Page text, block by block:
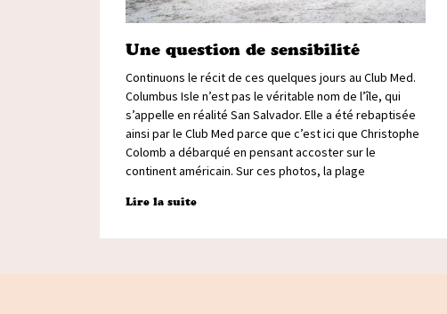
Une question de sensibilité
Continuons le récit de ces quelques jours au Club Med.
Columbus Isle n’est pas le véritable nom de l’île, qui
s’appelle en réalité San Salvador. Elle a été rebaptisée
ainsi par le Club Med parce que c’est ici que Christophe
Colomb a débarqué en pensant accoster sur le
continent américain. Sur ces photos, la plage
Lire la suite